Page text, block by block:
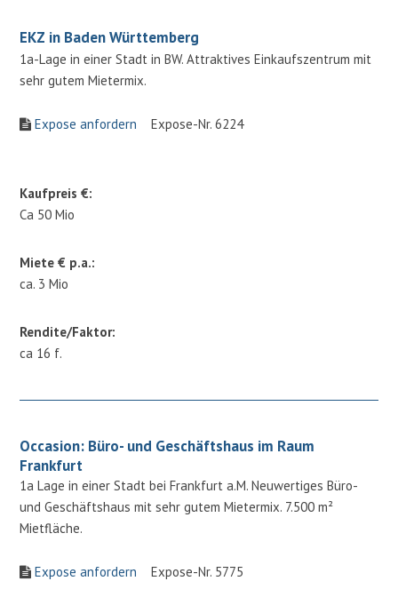
EKZ in Baden Württemberg
1a-Lage in einer Stadt in BW. Attraktives Einkaufszentrum mit
sehr gutem Mietermix.
Expose anfordern Expose-Nr. 6224
Kaufpreis €:
Ca 50 Mio
Miete € p.a.:
ca. 3 Mio
Rendite/Faktor:
ca 16 f.
Occasion: Büro- und Geschäftshaus im Raum
Frankfurt
1a Lage in einer Stadt bei Frankfurt a.M. Neuwertiges Büro-
und Geschäftshaus mit sehr gutem Mietermix. 7.500 m²
Mietfläche.
Expose anfordern Expose-Nr. 5775